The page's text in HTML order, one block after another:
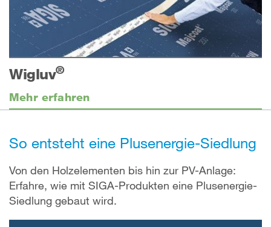
Wigluv®
Mehr erfahren
So entsteht eine Plusenergie-Siedlung
Von den Holzelementen bis hin zur PV-Anlage:
Erfahre, wie mit SIGA-Produkten eine Plusenergie-
Siedlung gebaut wird.